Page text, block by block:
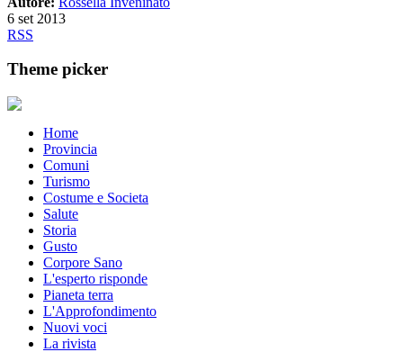
6 set 2013
RSS
Theme picker
Home
Provincia
Comuni
Turismo
Costume e Societa
Salute
Storia
Gusto
Corpore Sano
L'esperto risponde
Pianeta terra
L'Approfondimento
Nuovi voci
La rivista